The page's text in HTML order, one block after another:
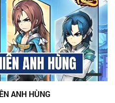
ANH HÙNG